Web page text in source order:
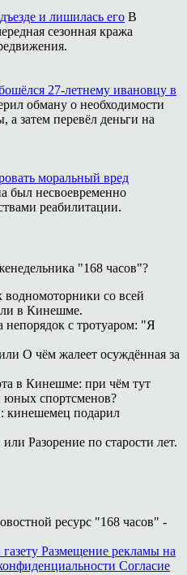
и лишилась его В
сезонная кража
27-летнему ивановцу в
обману о необходимости
а затем перевёл деньги на
моральный вред
был несвоевременно
реабилитации.
"168 часов"?
водномоторники со всей
в Кинешме.
с тротуаром: "Я
О чём жалеет осуждённая за
в Кинешме: при чём тут
юных спортсменов?
кинешемец подарил
Разорение по старости лет.
ресурс "168 часов" -
Размещение рекламы на
Согласие